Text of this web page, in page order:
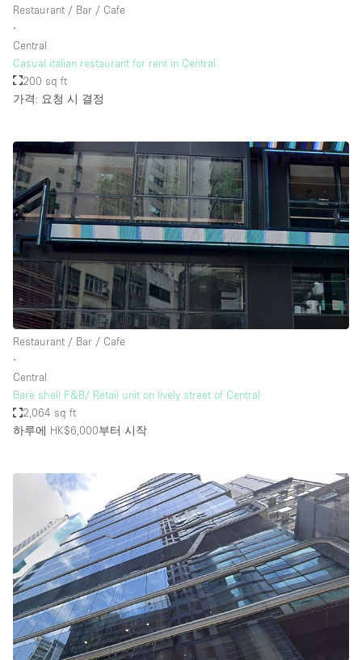
Restaurant / Bar / Cafe
∙
Central
Casual italian restaurant for rent in Central
200 sq ft
가격: 요청 시 결정
Restaurant / Bar / Cafe
∙
Central
Bare shell F&B/ Retail unit on lively street of Central
2,064 sq ft
하루에 HK$6,000부터 시작